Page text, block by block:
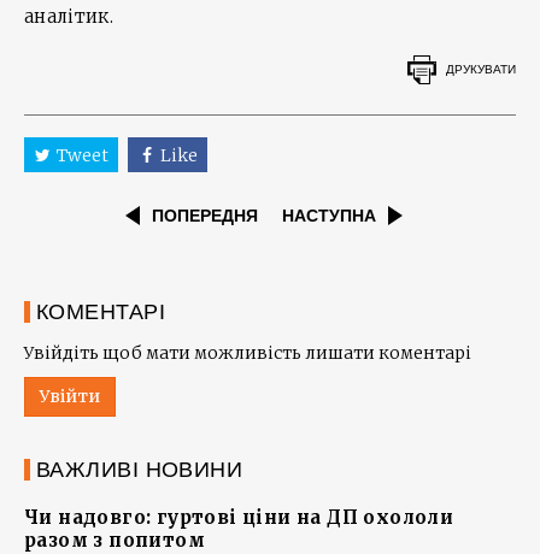
аналітик.
ДРУКУВАТИ
Tweet Like
ПОПЕРЕДНЯ НАСТУПНА
КОМЕНТАРІ
Увійдіть щоб мати можливість лишати коментарі
Увійти
ВАЖЛИВІ НОВИНИ
Чи надовго: гуртові ціни на ДП охололи
разом з попитом